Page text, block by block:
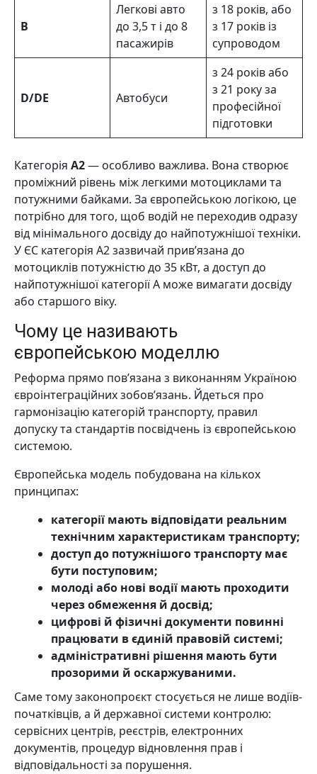
B
Легкові авто
до 3,5 т і до 8
пасажирів
з 18 років, або
з 17 років із
супроводом
D/DЕ Автобуси
з 24 років або
з 21 року за
професійної
підготовки
Категорія A2— особливо важлива. Вона створює
проміжний рівень між легкими мотоциклами та
потужними байками. За європейською логікою, це
потрібно для того, щоб водій не переходив одразу
від мінімального досвіду до найпотужнішої техніки.
У ЄС категорія A2 зазвичай прив’язана до
мотоциклів потужністю до 35 кВт, а доступ до
найпотужнішої категорії A може вимагати досвіду
або старшого віку.
Чому це називають
європейською моделлю
Реформа прямо пов’язана з виконанням Україною
євроінтеграційних зобов’язань. Йдеться про
гармонізацію категорій транспорту, правил
допуску та стандартів посвідчень із європейською
системою.
Європейська модель побудована на кількох
принципах:
категорії мають відповідати реальним
технічним характеристикам транспорту;
доступ до потужнішого транспорту має
бути поступовим;
молоді або нові водії мають проходити
через обмеження й досвід;
цифрові й фізичні документи повинні
працювати в єдиній правовій системі;
адміністративні рішення мають бути
прозорими й оскаржуваними.
Саме тому законопроєкт стосується не лише водіїв-
початківців, а й державної системи контролю:
сервісних центрів, реєстрів, електронних
документів, процедур відновлення прав і
відповідальності за порушення.